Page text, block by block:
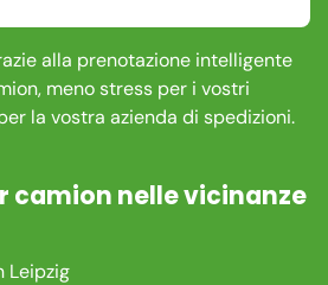
alla prenotazione intelligente
meno stress per i vostri
la vostra azienda di spedizioni.
camion nelle vicinanze
Leipzig